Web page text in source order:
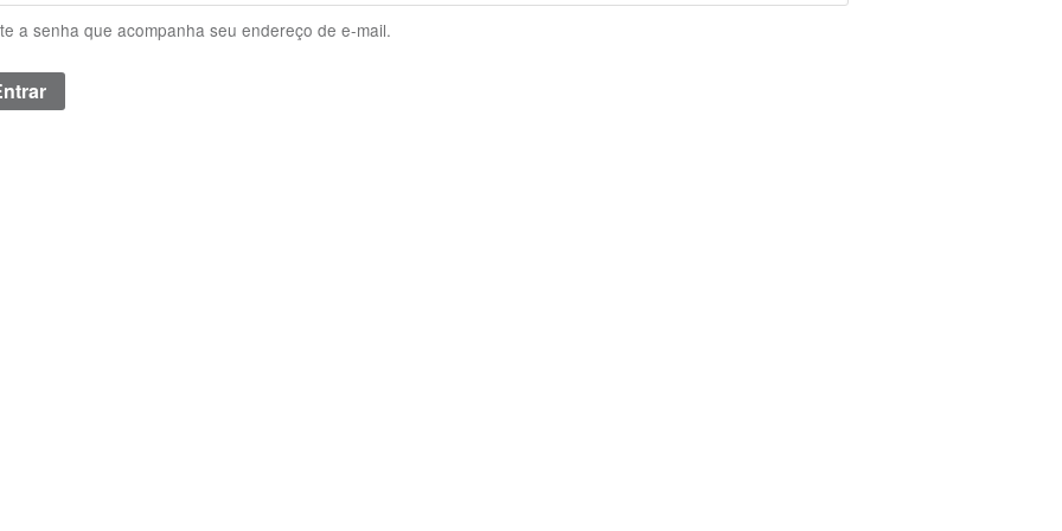
a senha que acompanha seu endereço de e-mail.